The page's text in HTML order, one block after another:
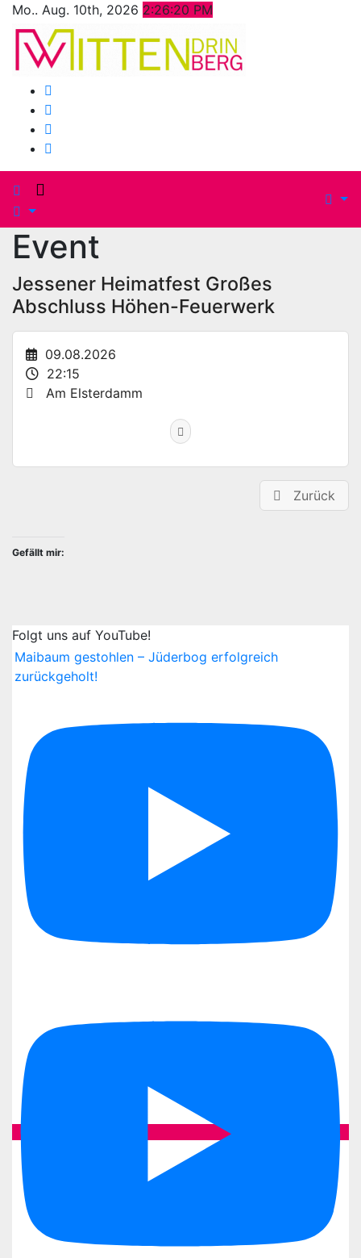
Zum
Inhalt
springen
Mo.. Aug. 10th, 2026 2:26:22 PM
Event
Jessener Heimatfest Großes
Abschluss Höhen-Feuerwerk
09.08.2026
22:15
Am Elsterdamm
Zurück
Gefällt mir:
Folgt uns auf YouTube!
Maibaum gestohlen – Jüderbog erfolgreich
zurückgeholt!